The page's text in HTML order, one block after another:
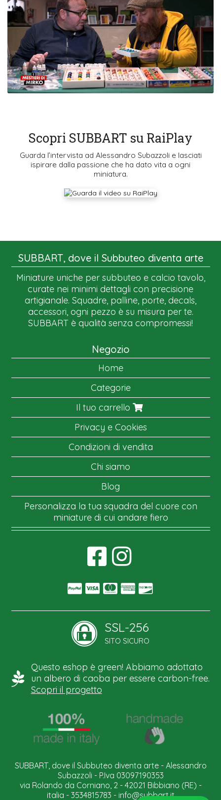
Scopri SUBBART su RaiPlay
Guarda l’intervista ad Alessandro Subazzoli e lasciati
ispirare dalla passione che ha dato vita a ogni
miniatura.
SUBBART, dove il Subbuteo diventa arte
Miniature uniche per subbuteo e calcio tavolo,
curate nei minimi dettagli con precisione
artigianale. Squadre, palline, porte, decals,
accessori, ogni pezzo è su misura per te.
SUBBART è qualità senza compromessi!
Negozio
Home
Categorie
Il tuo carrello
Privacy e Cookies
Condizioni di vendita
Chi siamo
Blog
Personalizza la tua squadra del cuore con
miniature di cui andare fiero
SSL-256
SITO SICURO
Questo eshop è green! Abbiamo adottato
un albero di caoba per essere carbon-free.
Scopri il progetto
SUBBART, dove il Subbuteo diventa arte - Alessandro
Subazzoli - P.Iva 03097190353
via Rolando da Corniano, 2 - 42021 Bibbiano (RE) -
italia - 3534815783 - info@subbart.it